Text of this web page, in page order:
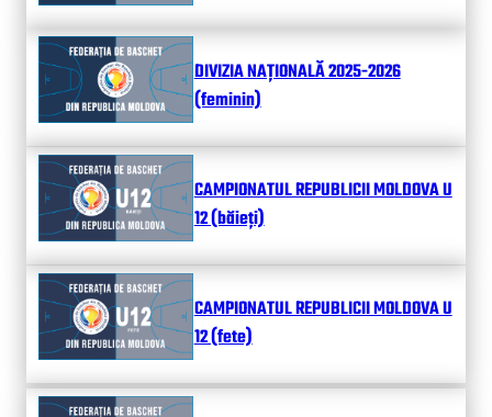
DIVIZIA NAȚIONALĂ 2025-2026
(feminin)
CAMPIONATUL REPUBLICII MOLDOVA U
12 (băieți)
CAMPIONATUL REPUBLICII MOLDOVA U
12 (fete)